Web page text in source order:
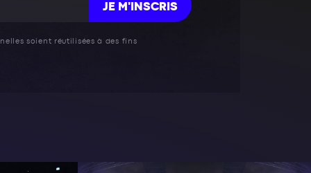
JE M'INSCRIS
soient réutilisées à des fins